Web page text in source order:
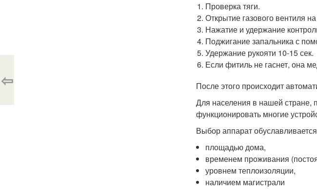
Проверка тяги.
Открытие газового вентиля
Нажатие и удержание
Поджигание запальника с
Удержание рукояти 10-15 сек.
Если фитиль не гаснет, она
После этого происходит
Для населения в нашей стране,
функционировать многие
Выбор аппарат
площадью дома,
временем проживания
уровнем теплоизоляции,
наличием магистрали
⇦